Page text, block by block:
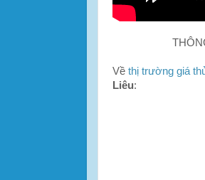
Về thị trường giá
Liêu: